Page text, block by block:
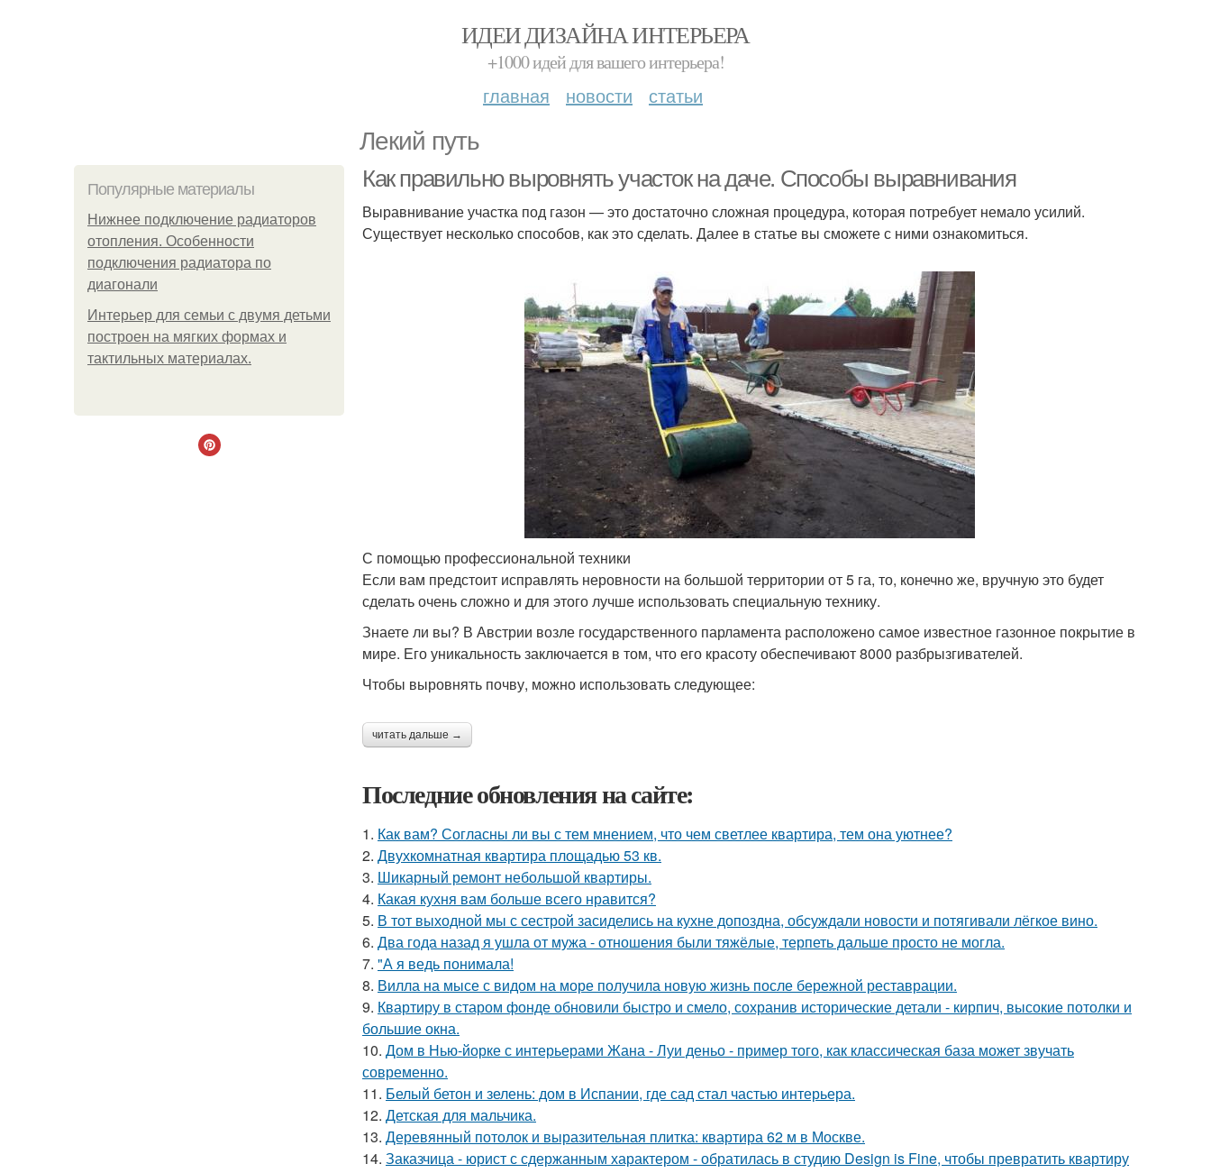
ИДЕИ ДИЗАЙНА ИНТЕРЬЕРА
+1000 идей для вашего интерьера!
главная новости статьи
Лекий путь
Популярные материалы
Нижнее подключение радиаторов
отопления. Особенности
подключения радиатора по
диагонали
Интерьер для семьи с двумя детьми
построен на мягких формах и
тактильных материалах.
Как правильно выровнять участок на даче. Способы выравнивания
Выравнивание участка под газон — это достаточно сложная процедура, которая потребует немало усилий.
Существует несколько способов, как это сделать. Далее в статье вы сможете с ними ознакомиться.
С помощью профессиональной техники
Если вам предстоит исправлять неровности на большой территории от 5 га, то, конечно же, вручную это будет
сделать очень сложно и для этого лучше использовать специальную технику.
Знаете ли вы? В Австрии возле государственного парламента расположено самое известное газонное покрытие в
мире. Его уникальность заключается в том, что его красоту обеспечивают 8000 разбрызгивателей.
Чтобы выровнять почву, можно использовать следующее:
читать дальше →
Последние обновления на сайте:
1. Как вам? Согласны ли вы с тем мнением, что чем светлее квартира, тем она уютнее?
2. Двухкомнатная квартира площадью 53 кв.
3. Шикарный ремонт небольшой квартиры.
4. Какая кухня вам больше всего нравится?
5. В тот выходной мы с сестрой засиделись на кухне допоздна, обсуждали новости и потягивали лёгкое вино.
6. Два года назад я ушла от мужа - отношения были тяжёлые, терпеть дальше просто не могла.
7. "А я ведь понимала!
8. Вилла на мысе с видом на море получила новую жизнь после бережной реставрации.
9. Квартиру в старом фонде обновили быстро и смело, сохранив исторические детали - кирпич, высокие потолки и
большие окна.
10. Дом в Нью-йорке с интерьерами Жана - Луи деньо - пример того, как классическая база может звучать
современно.
11. Белый бетон и зелень: дом в Испании, где сад стал частью интерьера.
12. Детская для мальчика.
13. Деревянный потолок и выразительная плитка: квартира 62 м в Москве.
14. Заказчица - юрист с сдержанным характером - обратилась в студию Design is Fine, чтобы превратить квартиру